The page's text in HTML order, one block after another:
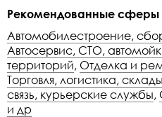
Рекомендованные сферы
Автомобилестроение,
Автосервис, СТО,
территорий, Отделка и
Торговля, логистика,
связь, курьерские службы,
и др